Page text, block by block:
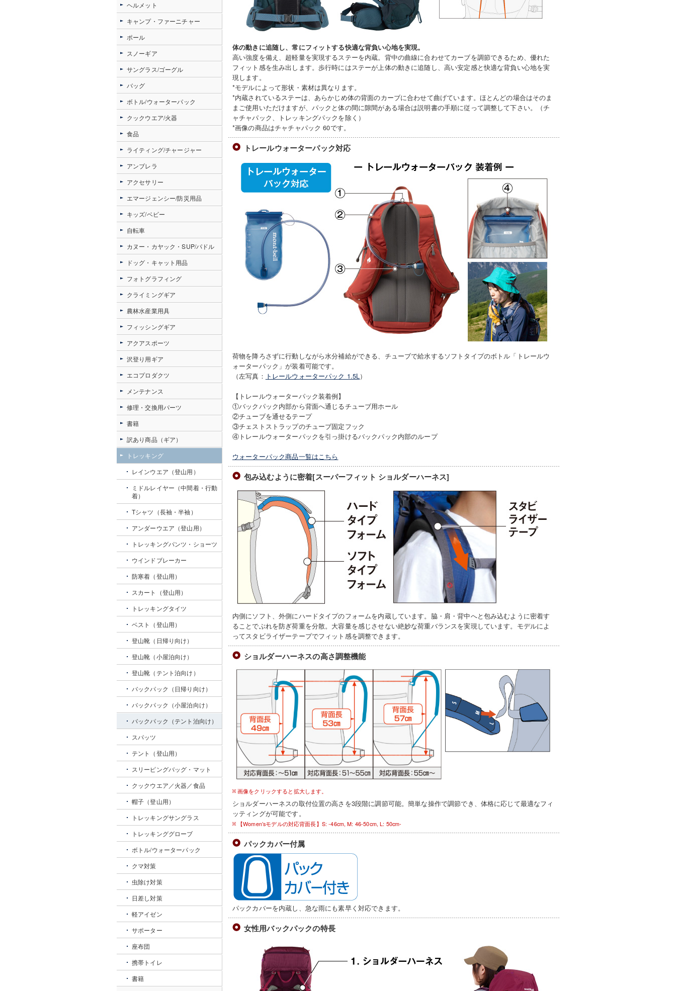
体の動きに追随し、常にフィットする快適な背負い心地を実現。
高い強度を備え、超軽量を実現するステーを内蔵。背中の曲線に合わせてカーブを調節できるため、優れた
フィット感を生み出します。歩行時にはステーが上体の動きに追随し、高い安定感と快適な背負い心地を実
現します。
*モデルによって形状・素材は異なります。
*内蔵されているステーは、あらかじめ体の背面のカーブに合わせて曲げています。ほとんどの場合はそのま
まご使用いただけますが、パックと体の間に隙間がある場合は説明書の手順に従って調整して下さい。（チ
ャチャパック、トレッキングパックを除く）
*画像の商品はチャチャパック 60です。
トレールウォーターパック対応
荷物を降ろさずに行動しながら水分補給ができる、チューブで給水するソフトタイプのボトル「トレールウ
ォーターパック」が装着可能です。
（左写真： トレールウォーターパック 1.5L ）
【トレールウォーターパック装着例】
①バックパック内部から背面へ通じるチューブ用ホール
②チューブを通せるテープ
③チェストストラップのチューブ固定フック
④トレールウォーターパックを引っ掛けるバックパック内部のループ
ウォーターパック商品一覧はこちら
包み込むように密着[スーパーフィット ショルダーハーネス]
内側にソフト、外側にハードタイプのフォームを内蔵しています。脇・肩・背中へと包み込むように密着す
ることでぶれを防ぎ荷重を分散。大容量を感じさせない絶妙な荷重バランスを実現しています。モデルによ
ってスタビライザーテープでフィット感を調整できます。
ショルダーハーネスの高さ調整機能
画像をクリックすると拡大します。
ショルダーハーネスの取付位置の高さを3段階に調節可能。簡単な操作で調節でき、体格に応じて最適なフィ
ッティングが可能です。
【Women’sモデルの対応背面長】S: -46cm, M: 46-50cm, L: 50cm-
パックカバー付属
パックカバーを内蔵し、急な雨にも素早く対応できます。
女性用バックパックの特長
ヘルメット
キャンプ・ファーニチャー
ポール
スノーギア
サングラス/ゴーグル
バッグ
ボトル/ウォーターパック
クックウエア/火器
食品
ライティング/チャージャー
アンブレラ
アクセサリー
エマージェンシー/防災用品
キッズ/ベビー
自転車
カヌー・カヤック・SUP/パドル
ドッグ・キャット用品
フォトグラフィング
クライミングギア
農林水産業用具
フィッシングギア
アクアスポーツ
沢登り用ギア
エコプロダクツ
メンテナンス
修理・交換用パーツ
書籍
訳あり商品（ギア）
トレッキング
レインウエア（登山用）
ミドルレイヤー（中間着・行動
着）
Tシャツ（長袖・半袖）
アンダーウエア（登山用）
トレッキングパンツ・ショーツ
ウインドブレーカー
防寒着（登山用）
スカート（登山用）
トレッキングタイツ
ベスト（登山用）
登山靴（日帰り向け）
登山靴（小屋泊向け）
登山靴（テント泊向け）
バックパック（日帰り向け）
バックパック（小屋泊向け）
バックパック（テント泊向け）
スパッツ
テント（登山用）
スリーピングバッグ・マット
クックウエア／火器／食品
帽子（登山用）
トレッキングサングラス
トレッキンググローブ
ボトル/ウォーターパック
クマ対策
虫除け対策
日差し対策
軽アイゼン
サポーター
座布団
携帯トイレ
書籍